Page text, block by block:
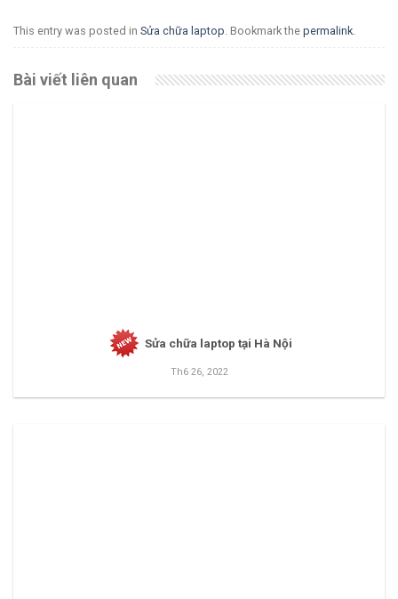
This entry was posted in Sửa chữa laptop . Bookmark the permalink
Bài viết liên quan
Sửa chữa laptop tại Hà Nội
Th6 26, 2022